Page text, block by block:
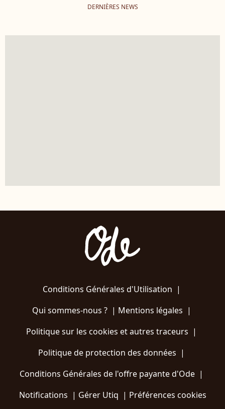
DERNIÈRES NEWS
Conditions Générales d'Utilisation |
Qui sommes-nous ?| Mentions légales |
Politique sur les cookies et autres traceurs |
Politique de protection des données |
Conditions Générales de l'offre payante d'Ode |
Notifications | Gérer Utiq | Préférences cookies